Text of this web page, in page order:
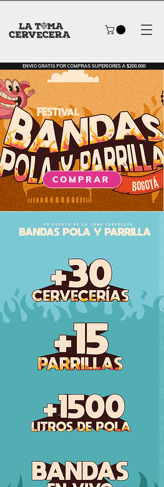
ENVIO GRATIS POR COMPRAS SUPERIORES A $200.000
COMPRAR